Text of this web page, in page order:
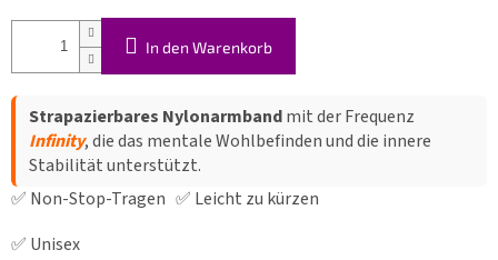
In den Warenkorb
Strapazierbares Nylonarmbandmit der Frequenz
Infinity, die das mentale Wohlbefinden und die innere
Stabilität unterstützt.
✅ Non-Stop-Tragen ✅ Leicht zu kürzen
✅ Unisex